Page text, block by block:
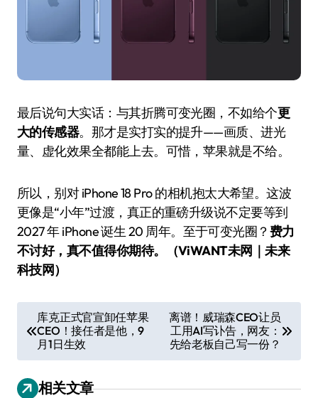
最后说句大实话：与其折腾可变光圈，不如给个更
大的传感器。那才是实打实的提升——画质、进光
量、虚化效果全都能上去。可惜，苹果就是不给。
所以，别对 iPhone 18 Pro 的相机抱太大希望。这波
更像是“小年”过渡，真正的重磅升级说不定要等到
2027 年 iPhone 诞生 20 周年。至于可变光圈？ 费力
不讨好，真不值得你期待。（ViWANT未网｜未来
科技网）
章
导
航
库克正式官宣卸任苹果
CEO！接任者是他，9
月1日生效
离谱！威瑞森CEO让员
工用AI写讣告，网友：
先给老板自己写一份？
相关文章